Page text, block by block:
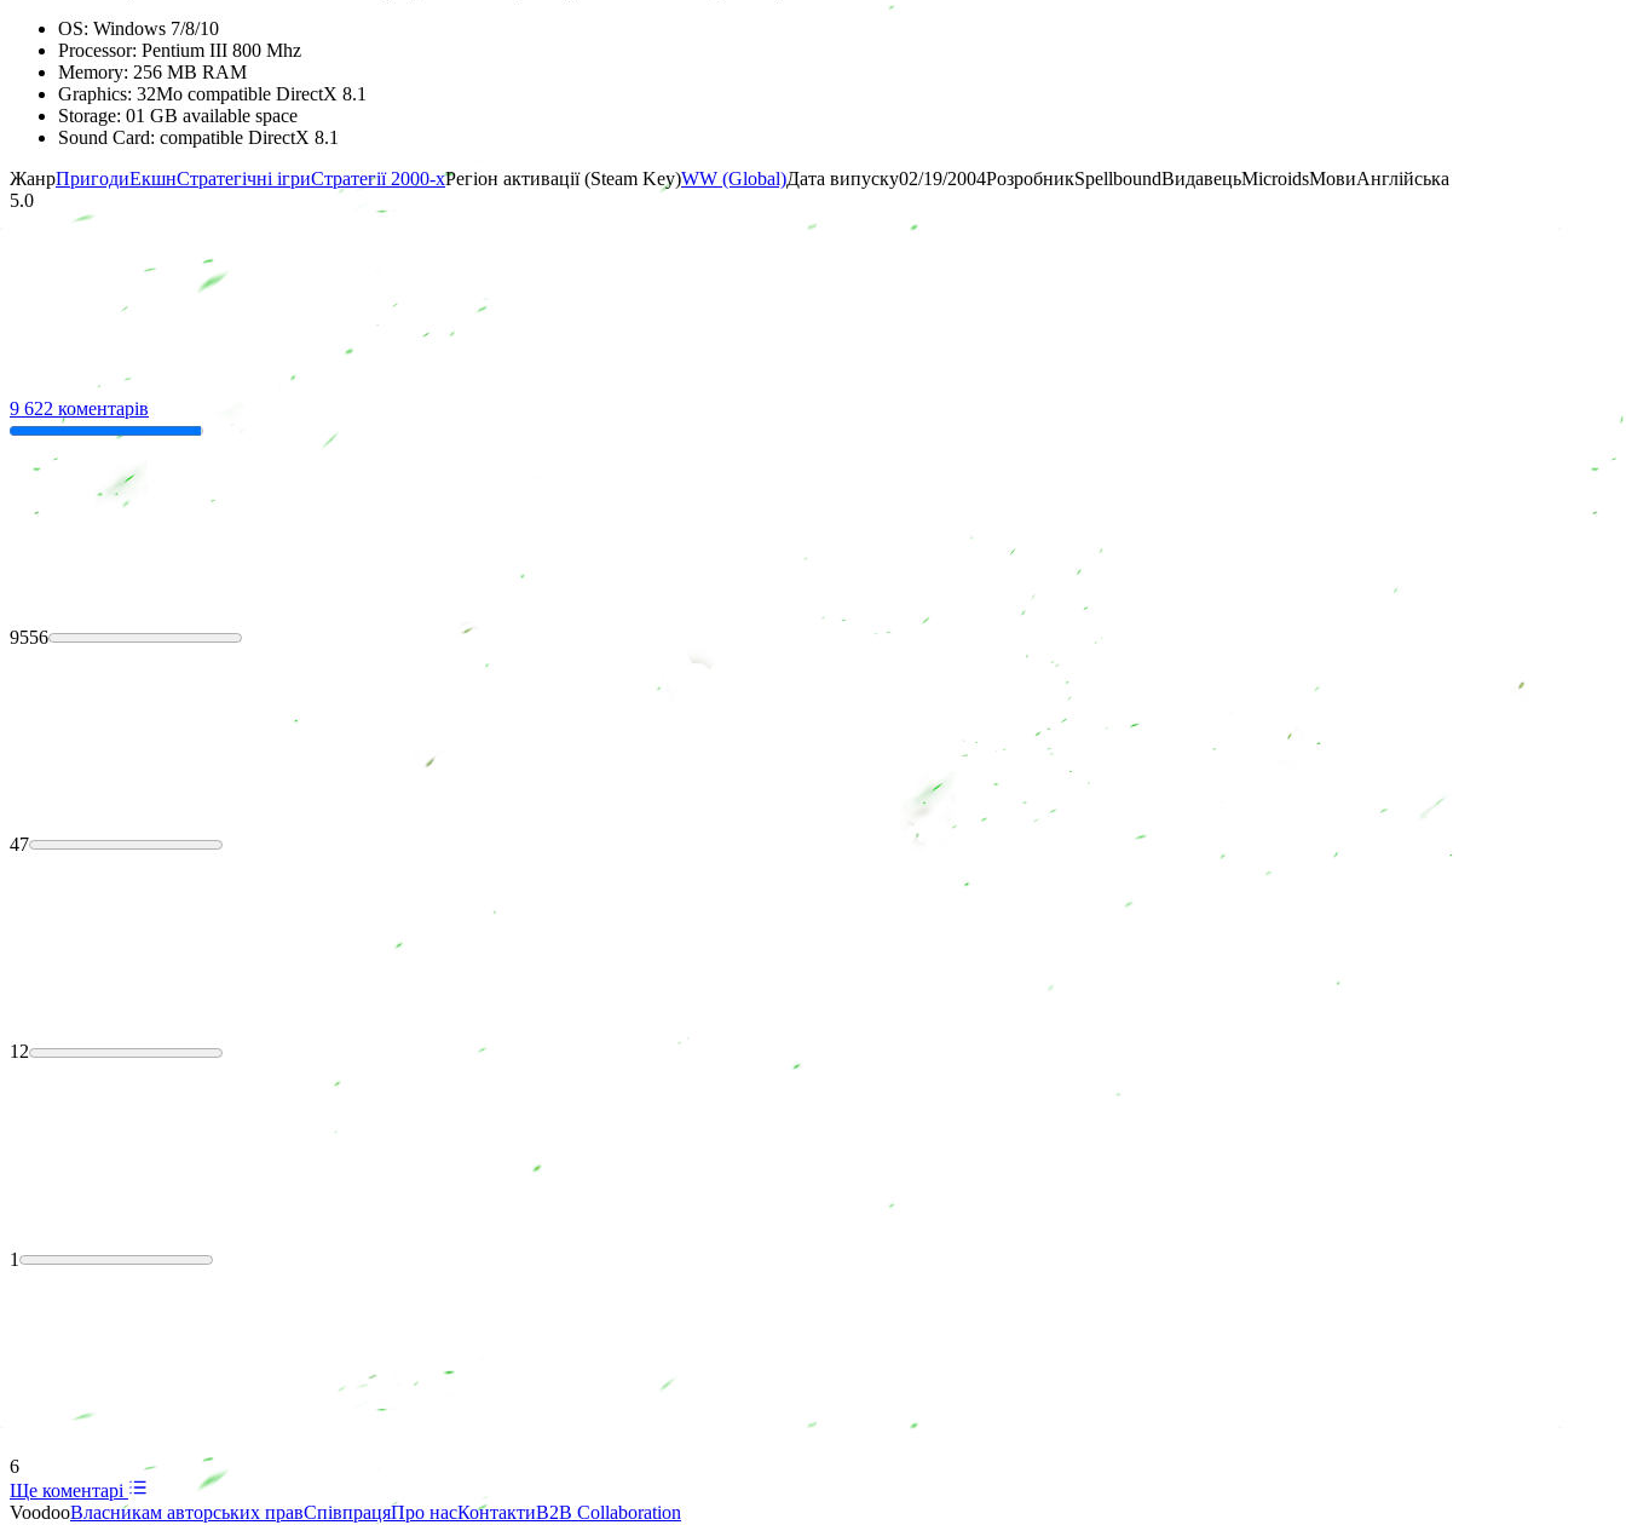
OS: Windows 7/8/10
Processor: Pentium III 800 Mhz
Memory: 256 MB RAM
Graphics: 32Mo compatible DirectX 8.1
Storage: 01 GB available space
Sound Card: compatible DirectX 8.1
ЖанрПригодиЕкшнСтратегічні ігриСтратегії 2000-хРегіон активації (Steam Key)WW (Global)Дата випуску02/19/2004РозробникSpellboundВидавецьMicroidsМовиАнглійська
5.0
9 622 коментарів
9556
47
12
1
6
Ще коментарі
VoodooВласникам авторських правСпівпрацяПро насКонтактиB2B Collaboration